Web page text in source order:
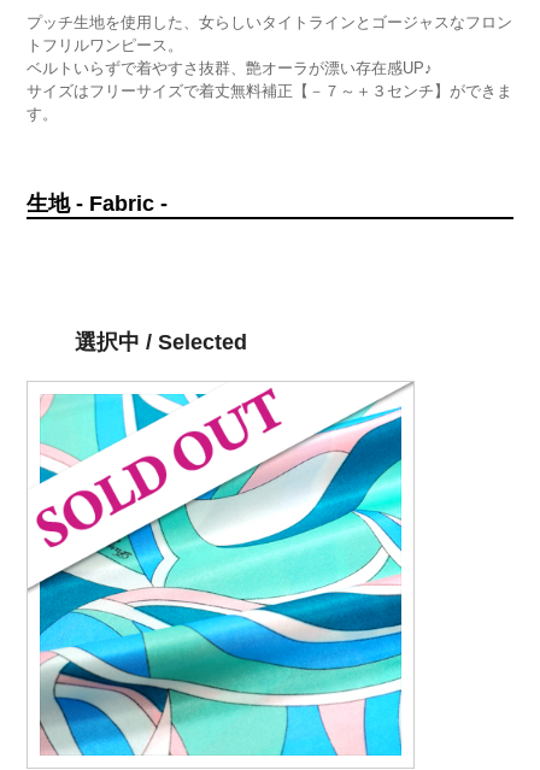
プッチ生地を使用した、女らしいタイトラインとゴージャスなフロン
トフリルワンピース。
ベルトいらずで着やすさ抜群、艶オーラが漂い存在感UP♪
サイズはフリーサイズで着丈無料補正【－７～＋３センチ】ができま
す。
生地 - Fabric -
選択中 / Selected